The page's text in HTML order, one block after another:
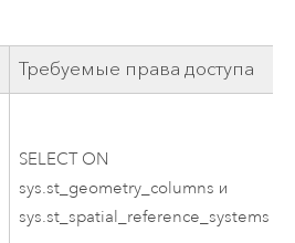
Требуемые права доступа
SELECT ON
sys.st_geometry_columns и
sys.st_spatial_reference_systems